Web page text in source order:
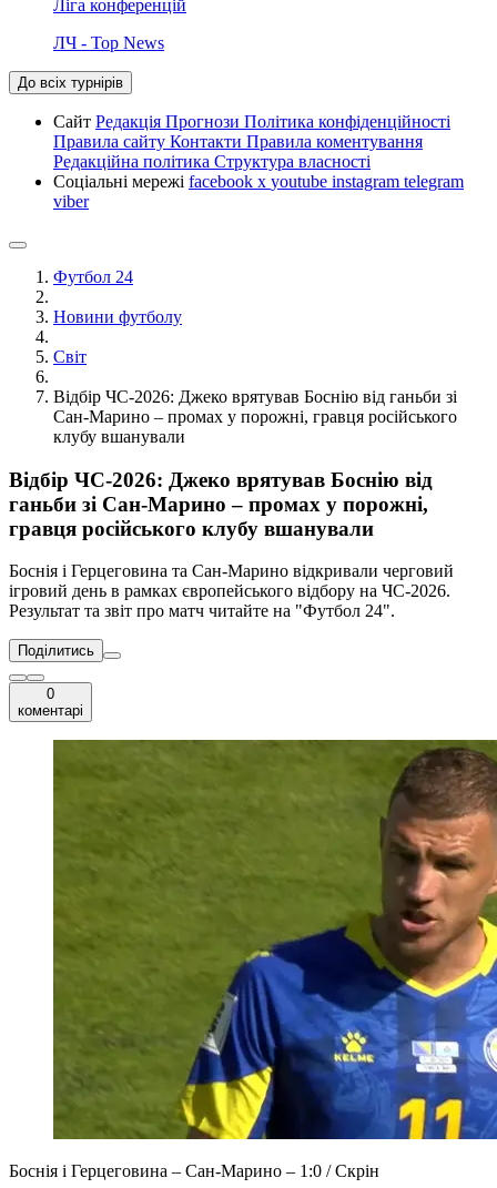
Ліга конференцій
ЛЧ - Top News
До всіх турнірів
Сайт Редакція Прогнози Політика конфіденційності
Правила сайту Контакти Правила коментування
Редакційна політика Структура власності
Соціальні мережі facebook x youtube instagram telegram
viber
Футбол 24
Новини футболу
Світ
Відбір ЧС-2026: Джеко врятував Боснію від ганьби зі
Сан-Марино – промах у порожні, гравця російського
клубу вшанували
Відбір ЧС-2026: Джеко врятував Боснію від
ганьби зі Сан-Марино – промах у порожні,
гравця російського клубу вшанували
Боснія і Герцеговина та Сан-Марино відкривали черговий
ігровий день в рамках європейського відбору на ЧС-2026.
Результат та звіт про матч читайте на "Футбол 24".
Поділитись
0
коментарі
Боснія і Герцеговина – Сан-Марино – 1:0 / Скрін